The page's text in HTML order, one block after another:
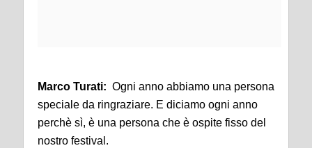
Marco Turati: Ogni anno abbiamo una persona
speciale da ringraziare. E diciamo ogni anno
perchè sì, è una persona che è ospite fisso del
nostro festival.